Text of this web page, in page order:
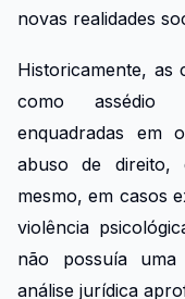
novas realidades
Historicamente, as
como assédio
enquadradas em
abuso de direito,
mesmo, em casos
violência
não possuía uma
análise jurídica